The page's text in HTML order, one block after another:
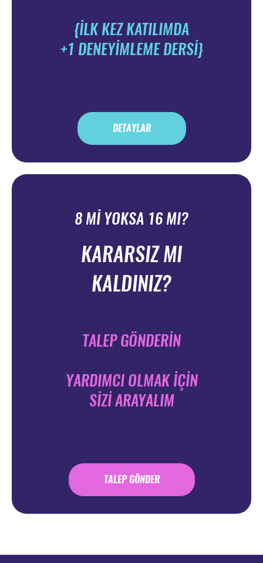
{İLK KEZ KATILIMDA
+1 DENEYİMLEME DERSİ}
DETAYLAR
8 Mİ YOKSA 16 MI?
KARARSIZ MI
KALDINIZ?
TALEP GÖNDERİN
YARDIMCI OLMAK İÇİN
SİZİ ARAYALIM
TALEP GÖNDER